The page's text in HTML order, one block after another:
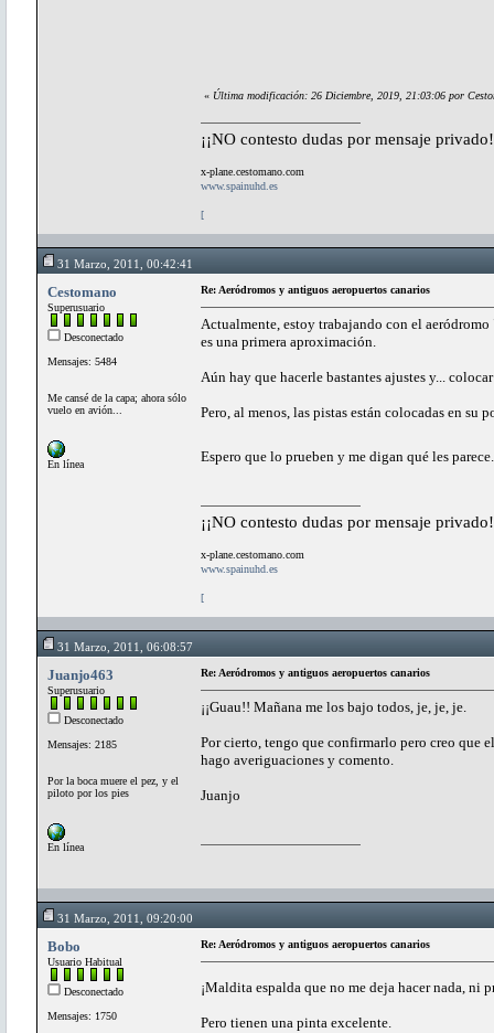
« Última modificación: 26 Diciembre, 2019, 21:03:06 por
¡¡NO contesto dudas por mensaje
x-plane.cestomano.com
www.spainuhd.es
[
31 Marzo, 2011, 00:42:41
Cestomano
Superusuario
Desconectado
Mensajes: 5484
Me cansé de la capa; ahora sólo
vuelo en avión...
En línea
Re: Aeródromos y antiguos aeropuertos canarios
Actualmente, estoy trabajando con el
es una primera aproximación.
Aún hay que hacerle bastantes ajustes y...
Pero, al menos, las pistas están colocadas en su
Espero que lo prueben y me digan qué les
¡¡NO contesto dudas por mensaje
x-plane.cestomano.com
www.spainuhd.es
[
31 Marzo, 2011, 06:08:57
Juanjo463
Superusuario
Desconectado
Mensajes: 2185
Por la boca muere el pez, y el
piloto por los pies
En línea
Re: Aeródromos y antiguos aeropuertos canarios
¡¡Guau!! Mañana me los bajo todos, je, je, je.
Por cierto, tengo que confirmarlo pero creo que
hago averiguaciones y comento.
Juanjo
31 Marzo, 2011, 09:20:00
Bobo
Usuario Habitual
Desconectado
Mensajes: 1750
Re: Aeródromos y antiguos aeropuertos canarios
¡Maldita espalda que no me deja hacer nada,
Pero tienen una pinta excelente.